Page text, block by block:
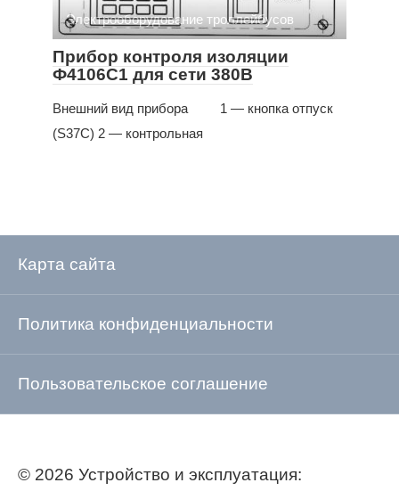
Электрооборудование троллейбусов
Прибор контроля изоляции
Ф4106С1 для сети 380В
Внешний вид прибора 1 — кнопка отпуск
(S37С) 2 — контрольная
Карта сайта
Политика конфиденциальности
Пользовательское соглашение
© 2026 Устройство и эксплуатация: